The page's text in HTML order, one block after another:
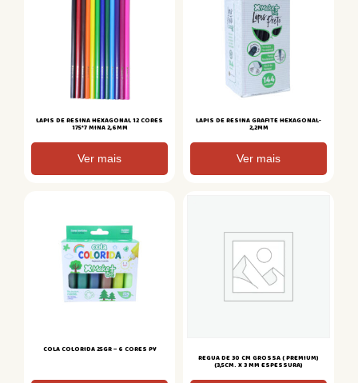
LAPIS DE RESINA HEXAGONAL 12 CORES
175*7 MINA 2,6MM
Ver mais
LAPIS DE RESINA GRAFITE HEXAGONAL-
2,2MM
Ver mais
COLA COLORIDA 25GR – 6 CORES PY
REGUA DE 30 CM GROSSA ( PREMIUM)
(3,5CM. X 3 MM ESPESSURA)